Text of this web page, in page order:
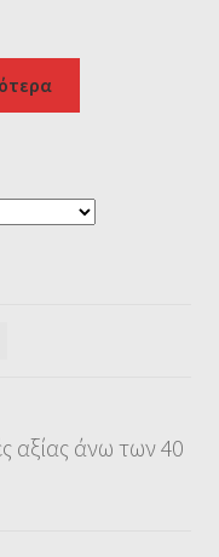
αξίας άνω των 40